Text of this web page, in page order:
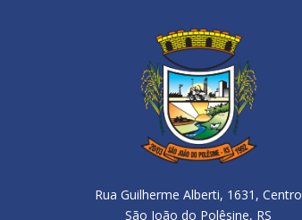
Rua Guilherme Alberti, 1631, Centro
São João do Polêsine, RS